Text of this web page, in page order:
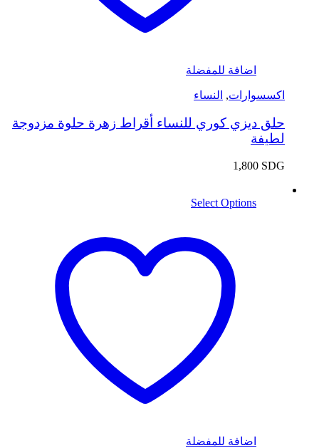
اضافة للمفضلة
اكسسوارات, النساء
حلق ديزي كوري للنساء أقراط زهرة حلوة مزدوجة
لطيفة
1,800 SDG
Select Options
اضافة للمفضلة